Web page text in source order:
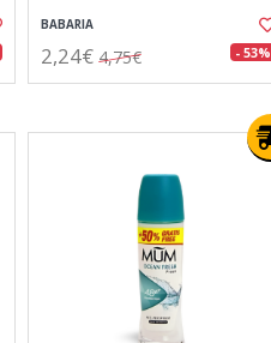
BABARIA
2,24€ 4,75€ - 53%